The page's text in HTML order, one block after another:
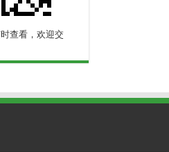
查看，欢迎交